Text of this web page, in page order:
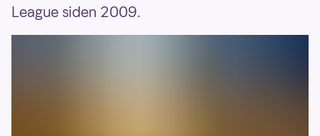
League siden 2009.